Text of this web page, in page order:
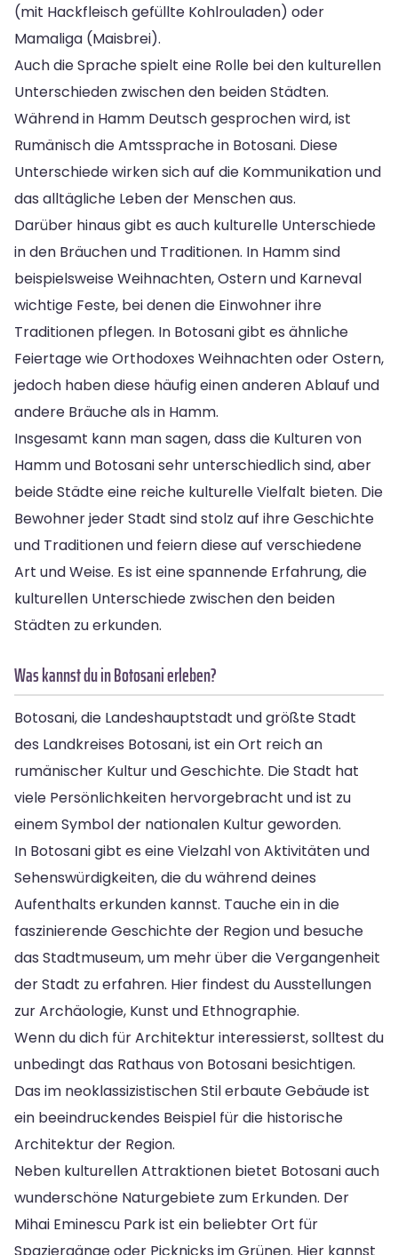
(mit Hackfleisch gefüllte Kohlrouladen) oder
Mamaliga (Maisbrei).
Auch die Sprache spielt eine Rolle bei den kulturellen
Unterschieden zwischen den beiden Städten.
Während in Hamm Deutsch gesprochen wird, ist
Rumänisch die Amtssprache in Botosani. Diese
Unterschiede wirken sich auf die Kommunikation und
das alltägliche Leben der Menschen aus.
Darüber hinaus gibt es auch kulturelle Unterschiede
in den Bräuchen und Traditionen. In Hamm sind
beispielsweise Weihnachten, Ostern und Karneval
wichtige Feste, bei denen die Einwohner ihre
Traditionen pflegen. In Botosani gibt es ähnliche
Feiertage wie Orthodoxes Weihnachten oder Ostern,
jedoch haben diese häufig einen anderen Ablauf und
andere Bräuche als in Hamm.
Insgesamt kann man sagen, dass die Kulturen von
Hamm und Botosani sehr unterschiedlich sind, aber
beide Städte eine reiche kulturelle Vielfalt bieten. Die
Bewohner jeder Stadt sind stolz auf ihre Geschichte
und Traditionen und feiern diese auf verschiedene
Art und Weise. Es ist eine spannende Erfahrung, die
kulturellen Unterschiede zwischen den beiden
Städten zu erkunden.
Was kannst du in Botosani erleben?
Botosani, die Landeshauptstadt und größte Stadt
des Landkreises Botosani, ist ein Ort reich an
rumänischer Kultur und Geschichte. Die Stadt hat
viele Persönlichkeiten hervorgebracht und ist zu
einem Symbol der nationalen Kultur geworden.
In Botosani gibt es eine Vielzahl von Aktivitäten und
Sehenswürdigkeiten, die du während deines
Aufenthalts erkunden kannst. Tauche ein in die
faszinierende Geschichte der Region und besuche
das Stadtmuseum, um mehr über die Vergangenheit
der Stadt zu erfahren. Hier findest du Ausstellungen
zur Archäologie, Kunst und Ethnographie.
Wenn du dich für Architektur interessierst, solltest du
unbedingt das Rathaus von Botosani besichtigen.
Das im neoklassizistischen Stil erbaute Gebäude ist
ein beeindruckendes Beispiel für die historische
Architektur der Region.
Neben kulturellen Attraktionen bietet Botosani auch
wunderschöne Naturgebiete zum Erkunden. Der
Mihai Eminescu Park ist ein beliebter Ort für
Spaziergänge oder Picknicks im Grünen. Hier kannst